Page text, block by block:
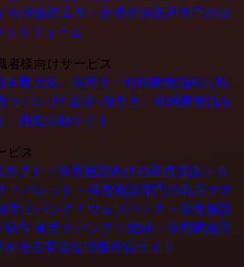
台湾旅館工作 - 台湾宿泊業界専門の就
トフォーム
者様向けサービス
最大級。保育士・幼稚園教論向け転
士バンク! 新卒-保育士・幼稚園教論を
就職活動サイト
ビス
クト - 保育施設向けの業務支援シス
！パレット - 保育施設専門の職員マネ
育士バンク！ウェブパック - 保育施設
制作 保育士バンク！総研 - 保育園経営
せる有益な情報発信サイト